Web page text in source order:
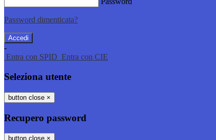
Password dimenticata?
-
Entra con SPID Entra con CIE
Seleziona utente
button close ×
Recupero password
button close ×